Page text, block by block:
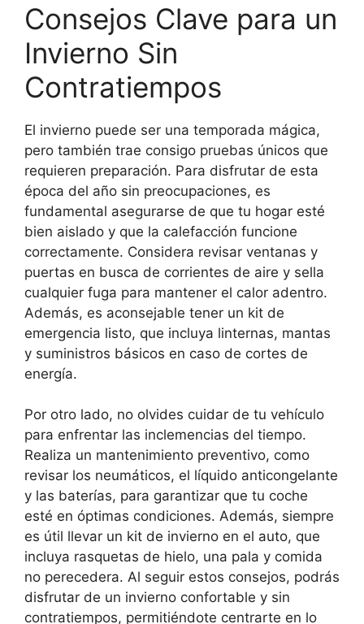
Consejos Clave para un
Invierno Sin
Contratiempos
El invierno puede ser una temporada mágica,
pero también trae consigo pruebas únicos que
requieren preparación. Para disfrutar de esta
época del año sin preocupaciones, es
fundamental asegurarse de que tu hogar esté
bien aislado y que la calefacción funcione
correctamente. Considera revisar ventanas y
puertas en busca de corrientes de aire y sella
cualquier fuga para mantener el calor adentro.
Además, es aconsejable tener un kit de
emergencia listo, que incluya linternas, mantas
y suministros básicos en caso de cortes de
energía.
Por otro lado, no olvides cuidar de tu vehículo
para enfrentar las inclemencias del tiempo.
Realiza un mantenimiento preventivo, como
revisar los neumáticos, el líquido anticongelante
y las baterías, para garantizar que tu coche
esté en óptimas condiciones. Además, siempre
es útil llevar un kit de invierno en el auto, que
incluya rasquetas de hielo, una pala y comida
no perecedera. Al seguir estos consejos, podrás
disfrutar de un invierno confortable y sin
contratiempos, permitiéndote centrarte en lo